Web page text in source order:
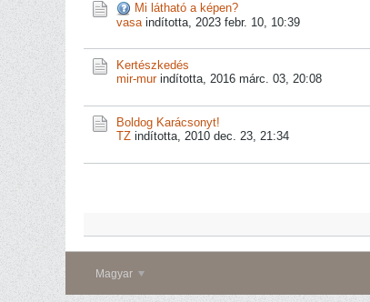
Mi látható a képen?
vasaindította, 2023 febr. 10, 10:39
Kertészkedés
mir-murindította, 2016 márc. 03, 20:08
Boldog Karácsonyt!
TZ indította, 2010 dec. 23, 21:34
Magyar